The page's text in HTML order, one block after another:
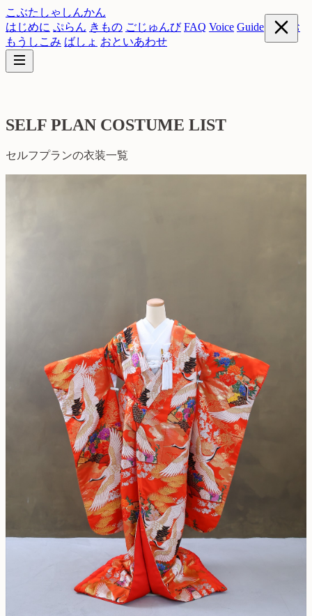
こぶたしゃしんかん
はじめに ぷらん きもの ごじゅんび FAQ Voice Guide Hair
お
もうしこみ ばしょ おといあわせ
SELF PLAN COSTUME LIST
セルフプランの衣装一覧